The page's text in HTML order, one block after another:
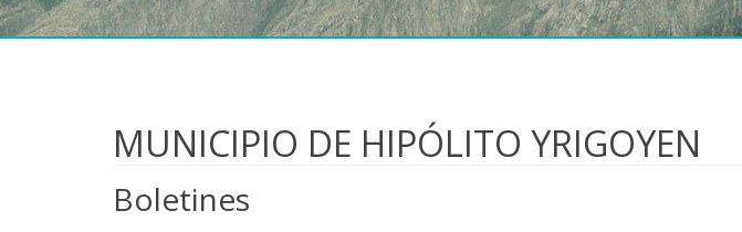
MUNICIPIO DE HIPÓLITO YRIGOYEN
Boletines